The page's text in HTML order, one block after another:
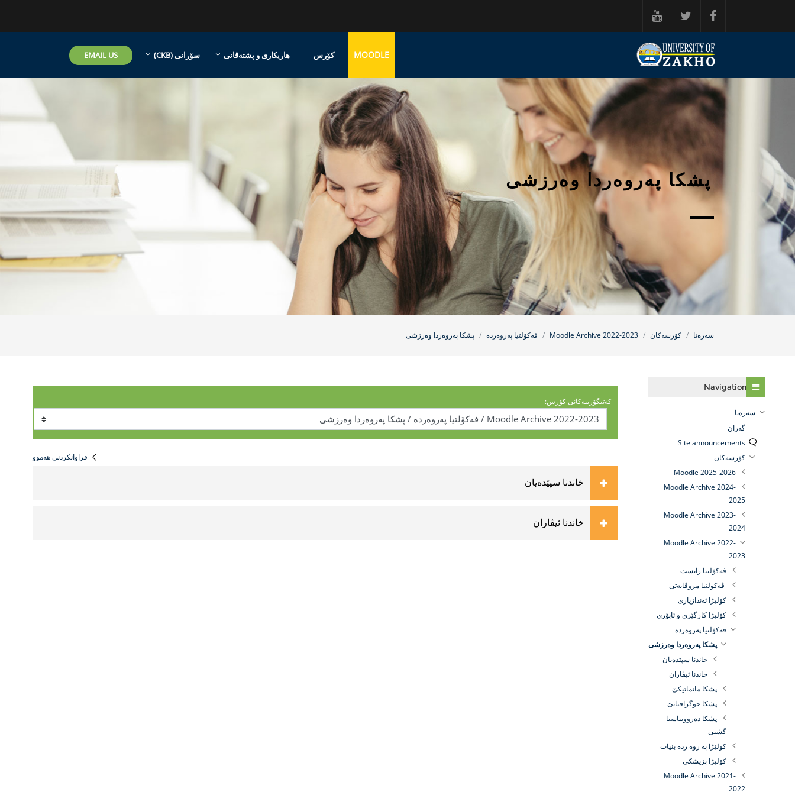
MOODLE کۆرس هاریکاری و پشتەڤانی سۆرانی ‎(CKB)‎ EMAIL US
پشكا په‌روه‌ردا وه‌رزشى
سه‌ره‌تا کۆرسەکان Moodle Archive 2022-2023 فه‌كۆلتیا په‌روه‌رده پشكا په‌روه‌ردا وه‌رزشى
کەتیگۆرییەکانی کۆرس:
فراوانكردنی هه‌موو
خاندنا سپێدەیان
خاندنا ئیڤاران
Navigation
سه‌ره‌تا
گه‌ران
Site announcements
کۆرسەکان
Moodle 2025-2026
Moodle Archive 2024-
2025
Moodle Archive 2023-
2024
Moodle Archive 2022-
2023
فه‌كۆلتيا زانست
ڤەکولتیا مروڤایەتی
كۆلیژا ئه‌ندازیارى
كۆلیژا كارگێرى و ئابۆرى
فه‌كۆلتیا په‌روه‌رده
پشكا په‌روه‌ردا وه‌رزشى
خاندنا سپێدەیان
خاندنا ئیڤاران
پشكا ماتماتیكێ
پشكا جوگرافیایێ
پشكا ده‌روونناسیا
گشتى
كولێژا پە روه رده بنيات
کۆلیژا پزیشکی
Moodle Archive 2021-
2022